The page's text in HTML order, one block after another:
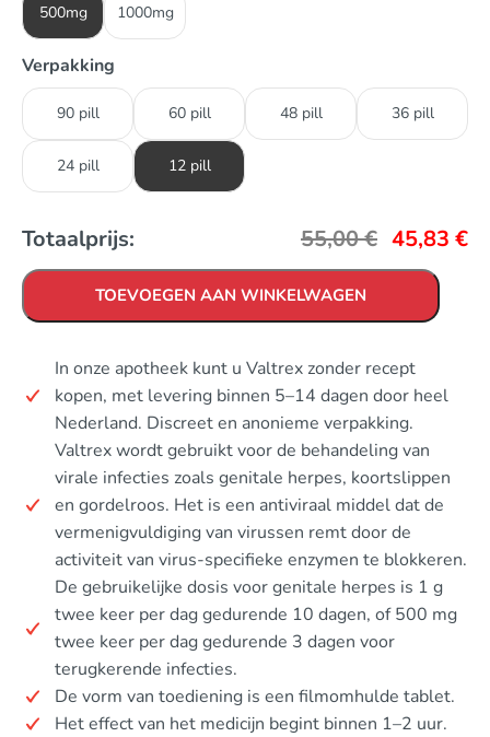
500mg 1000mg
Verpakking
90 pill 60 pill 48 pill 36 pill
24 pill 12 pill
Totaalprijs: 55,00€ 45,83 €
TOEVOEGEN AAN WINKELWAGEN
In onze apotheek kunt u Valtrex zonder recept
kopen, met levering binnen 5–14 dagen door heel
Nederland. Discreet en anonieme verpakking.
Valtrex wordt gebruikt voor de behandeling van
virale infecties zoals genitale herpes, koortslippen
en gordelroos. Het is een antiviraal middel dat de
vermenigvuldiging van virussen remt door de
activiteit van virus-specifieke enzymen te blokkeren.
De gebruikelijke dosis voor genitale herpes is 1 g
twee keer per dag gedurende 10 dagen, of 500 mg
twee keer per dag gedurende 3 dagen voor
terugkerende infecties.
De vorm van toediening is een filmomhulde tablet.
Het effect van het medicijn begint binnen 1–2 uur.